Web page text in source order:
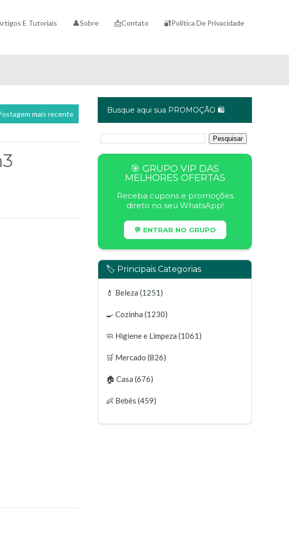
E Tutoriais 👤Sobre 📩Contato 🔐Política De Privacidade
mais recente
Busque aqui sua PROMOÇÃO 🛍️
🎯 GRUPO VIP DAS
MELHORES OFERTAS
Receba cupons e promoções
direto no seu WhatsApp!
💬 ENTRAR NO GRUPO
🏷️ Principais Categorias
💄 Beleza (1251)
🍳 Cozinha (1230)
🧼 Higiene e Limpeza (1061)
🛒 Mercado (826)
🏠 Casa (676)
👶 Bebês (459)